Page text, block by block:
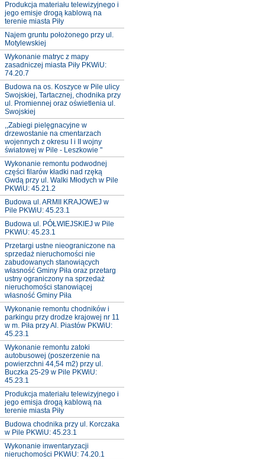
Produkcja materiału telewizyjnego i
jego emisje drogą kablową na
terenie miasta Piły
Najem gruntu położonego przy ul.
Motylewskiej
Wykonanie matryc z mapy
zasadniczej miasta Piły PKWiU:
74.20.7
Budowa na os. Koszyce w Pile ulicy
Swojskiej, Tartacznej, chodnika przy
ul. Promiennej oraz oświetlenia ul.
Swojskiej
,,Zabiegi pielęgnacyjne w
drzewostanie na cmentarzach
wojennych z okresu I i II wojny
światowej w Pile - Leszkowie "
Wykonanie remontu podwodnej
części filarów kładki nad rzęką
Gwdą przy ul. Walki Młodych w Pile
PKWiU: 45.21.2
Budowa ul. ARMII KRAJOWEJ w
Pile PKWiU: 45.23.1
Budowa ul. PÓŁWIEJSKIEJ w Pile
PKWiU: 45.23.1
Przetargi ustne nieograniczone na
sprzedaż nieruchomości nie
zabudowanych stanowiących
własność Gminy Piła oraz przetarg
ustny ograniczony na sprzedaż
nieruchomości stanowiącej
własność Gminy Piła
Wykonanie remontu chodników i
parkingu przy drodze krajowej nr 11
w m. Piła przy Al. Piastów PKWiU:
45.23.1
Wykonanie remontu zatoki
autobusowej (poszerzenie na
powierzchni 44,54 m2) przy ul.
Buczka 25-29 w Pile PKWiU:
45.23.1
Produkcja materiału telewizyjnego i
jego emisja drogą kablową na
terenie miasta Piły
Budowa chodnika przy ul. Korczaka
w Pile PKWiU: 45.23.1
Wykonanie inwentaryzacji
nieruchomości PKWiU: 74.20.1